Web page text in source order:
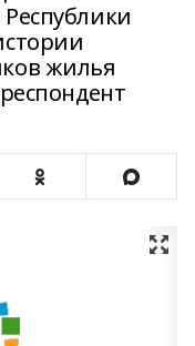
жилья